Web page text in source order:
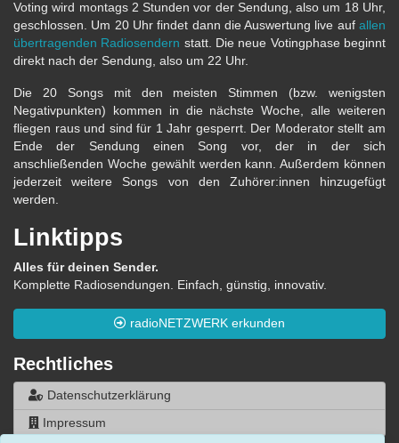
Voting wird montags 2 Stunden vor der Sendung, also um 18 Uhr,
geschlossen. Um 20 Uhr findet dann die Auswertung live auf allen
übertragenden Radiosendern statt. Die neue Votingphase beginnt
direkt nach der Sendung, also um 22 Uhr.
Die 20 Songs mit den meisten Stimmen (bzw. wenigsten
Negativpunkten) kommen in die nächste Woche, alle weiteren
fliegen raus und sind für 1 Jahr gesperrt. Der Moderator stellt am
Ende der Sendung einen Song vor, der in der sich
anschließenden Woche gewählt werden kann. Außerdem können
jederzeit weitere Songs von den Zuhörer:innen hinzugefügt
werden.
Linktipps
Alles für deinen Sender.
Komplette Radiosendungen. Einfach, günstig, innovativ.
radioNETZWERK erkunden
Rechtliches
Datenschutzerklärung
Impressum